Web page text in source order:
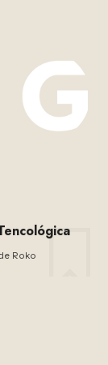
Roko